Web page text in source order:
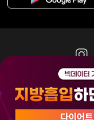
365mc 병·의
(주)365mcㅣ서울특별시 서